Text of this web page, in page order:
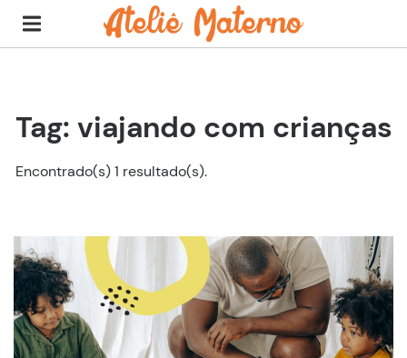
Tag: viajando com crianças
Encontrado(s) 1 resultado(s).